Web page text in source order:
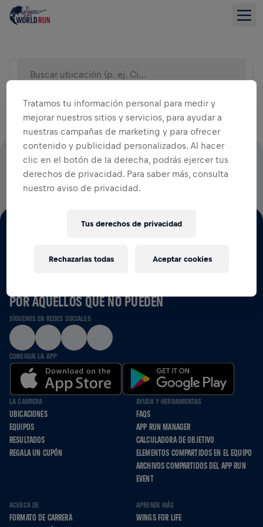
Buscar ubicación (p. ej. Ciudad)
EL 100% DE TODAS LAS CUOTAS DE INSCRIPCIÓN VA A
LA INVESTIGACIÓN DE LESIONES DE MÉDULA ESPINAL
POR AQUELLOS QUE NO PUEDEN
SÍGUENOS EN REDES SOCIALES
CONSIGUE LA APP
LA CARRERA
UBICACIONES
EQUIPOS
RESULTADOS
REGALA UN CUPÓN
AYUDA Y HERRAMIENTAS
FAQS
APP RUN MANAGER
CALCULADORA DE OBJETIVO
ELEMENTOS COMPARTIDOS EN EL EQUIPO
ARCHIVOS COMPARTIDOS DEL APP RUN
EVENT
ACERCA DE
FORMATO DE CARRERA
APRENDE MÁS
WINGS FOR LIFE
Tratamos tu información personal para medir y
mejorar nuestros sitios y servicios, para ayudar a
nuestras campañas de marketing y para ofrecer
contenido y publicidad personalizados. Al hacer
clic en el botón de la derecha, podrás ejercer tus
derechos de privacidad. Para saber más, consulta
nuestro aviso de privacidad.
Tus derechos de privacidad
Rechazarlas todas Aceptar cookies